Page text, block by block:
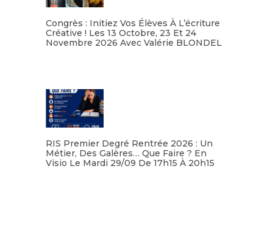
Congrès : Initiez Vos Élèves À L’écriture
Créative ! Les 13 Octobre, 23 Et 24
Novembre 2026 Avec Valérie BLONDEL
RIS Premier Degré Rentrée 2026 : Un
Métier, Des Galères… Que Faire ? En
Visio Le Mardi 29/09 De 17h15 À 20h15